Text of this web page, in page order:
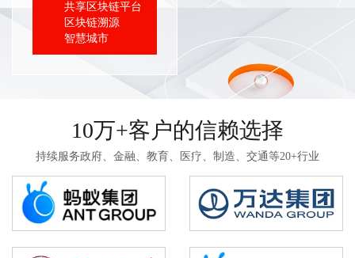
共享区块链平台
区块链溯源
智慧城市
10万+客户的信赖选择
持续服务政府、金融、教育、医疗、制造、交通等20+行业